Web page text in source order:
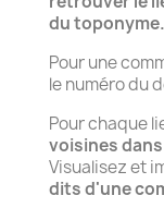
du toponyme.
Pour une
le numéro du
Pour chaque
voisines
Visualisez et
dits d'une